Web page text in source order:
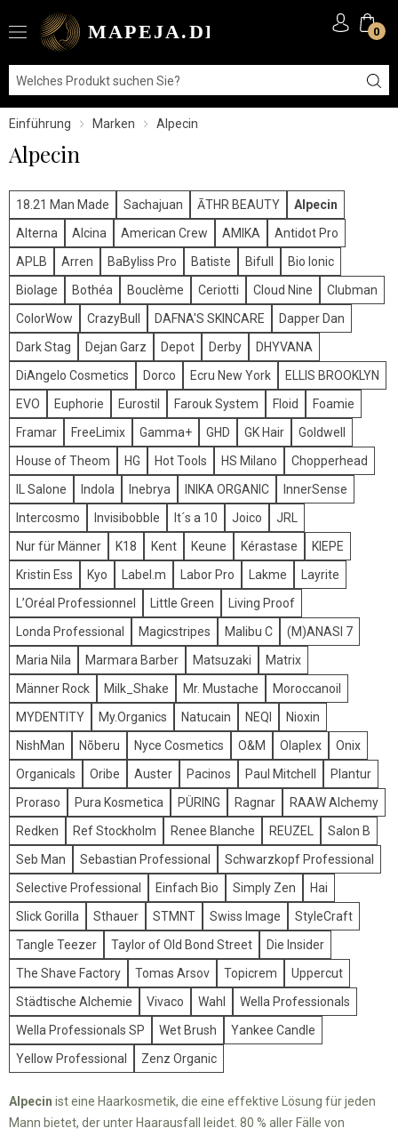
0
Einführung Marken Alpecin
Alpecin
18.21 Man Made Sachajuan ĀTHR BEAUTY
Alpecin
Alterna
Alcina American Crew AMIKA
Antidot Pro
APLB
Arren BaByliss Pro Batiste Bifull
Bio Ionic
Biolage
Bothéa Bouclème Ceriotti Cloud Nine
Clubman
ColorWow
CrazyBull DAFNA'S SKINCARE
Dapper Dan
Dark Stag
Dejan Garz Depot Derby
DHYVANA
DiAngelo Cosmetics
Dorco Ecru New York
ELLIS BROOKLYN
EVO
Euphorie Eurostil Farouk System Floid
Foamie
Framar
FreeLimix Gamma+ GHD GK Hair
Goldwell
House of Theom
HG Hot Tools HS Milano
Chopperhead
IL Salone
Indola Inebrya INIKA ORGANIC
InnerSense
Intercosmo
Invisibobble It´s a 10 Joico
JRL
Nur für Männer
K18 Kent Keune Kérastase
KIEPE
Kristin Ess
Kyo Label.m Labor Pro Lakme
Layrite
L’Oréal Professionnel
Little Green
Living Proof
Londa Professional
Magicstripes Malibu C
(M)ANASI 7
Maria Nila
Marmara Barber Matsuzaki
Matrix
Männer Rock
Milk_Shake Mr. Mustache
Moroccanoil
MYDENTITY
My.Organics Natucain NEQI
Nioxin
NishMan
Nõberu Nyce Cosmetics O&M Olaplex
Onix
Organicals
Oribe Auster Pacinos Paul Mitchell
Plantur
Proraso
Pura Kosmetica PÜRING Ragnar
RAAW Alchemy
Redken
Ref Stockholm Renee Blanche REUZEL
Salon B
Seb Man
Sebastian Professional
Schwarzkopf Professional
Selective Professional
Einfach Bio Simply Zen
Hai
Slick Gorilla
Sthauer STMNT Swiss Image
StyleCraft
Tangle Teezer
Taylor of Old Bond Street
Die Insider
The Shave Factory
Tomas Arsov Topicrem
Uppercut
Städtische Alchemie
Vivaco Wahl
Wella Professionals
Wella Professionals SP
Wet Brush
Yankee Candle
Yellow Professional
Zenz Organic
Alpecin ist eine Haarkosmetik, die eine effektive Lösung für jeden
Mann bietet, der unter Haarausfall leidet. 80 % aller Fälle von